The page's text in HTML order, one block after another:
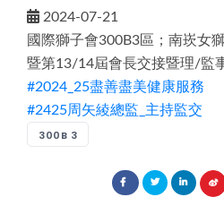
分區主席
委員會主席
分會會長
講師團
L.C.T.F.台灣基金
捐獻榮譽
獅友捐獻榮譽榜
各分會
2024-07-21
國際獅子會300B3區；南崁女
暨第13/14屆會長交接暨理/監
#2024_25盡善盡美健康服務
#2425周矢綾總監_主持監交
300B 3